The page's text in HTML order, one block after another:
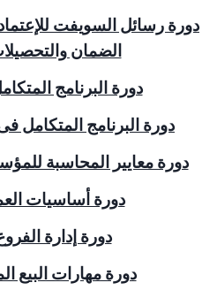
دورة رسائل السويفت
الضمان
دورة البرنامج
دورة البرنامج المتكامل
دورة معايير المحاسبة
دورة أساسيات
دورة إدارة
دورة مهارات البيع